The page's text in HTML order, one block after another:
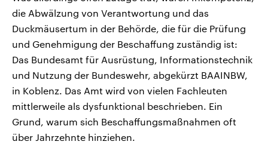
die Abwälzung von Verantwortung und das
Duckmäusertum in der Behörde, die für die Prüfung
und Genehmigung der Beschaffung zuständig ist:
Das Bundesamt für Ausrüstung, Informationstechnik
und Nutzung der Bundeswehr, abgekürzt BAAINBW,
in Koblenz. Das Amt wird von vielen Fachleuten
mittlerweile als dysfunktional beschrieben. Ein
Grund, warum sich Beschaffungsmaßnahmen oft
über Jahrzehnte hinziehen.